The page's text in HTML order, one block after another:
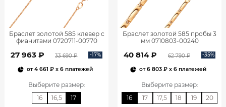
Браслет золотой 585 клевер с
фианитами 0720711-00770
27 963 ₽ 33 690 ₽ -17%
от4 661 ₽x 6 платежей
Выберите размер:
16
16,5 17
Браслет золотой 585 пробы 3
мм 0710803-00240
40 814 ₽ 62 790 ₽ -35%
от6 803 ₽x 6 платежей
Выберите размер:
16
17 17,5 18 19 20